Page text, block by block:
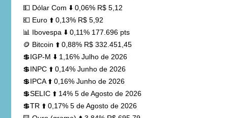
💵 Dólar Com ⬇️ 0,06% R$ 5,12
💶 Euro ⬆️ 0,13% R$ 5,92
📊 Ibovespa ⬇️ 0,11% 177.696 pts
🪙 Bitcoin ⬆️ 0,88% R$ 332.451,45
💲IGP-M ⬇️ 1,16% Julho de 2026
💲INPC ⬆️ 0,14% Junho de 2026
💲IPCA ⬆️ 0,16% Junho de 2026
💲SELIC ⬆️ 14% 5 de Agosto de 2026
💲TR ⬆️ 0,17% 5 de Agosto de 2026